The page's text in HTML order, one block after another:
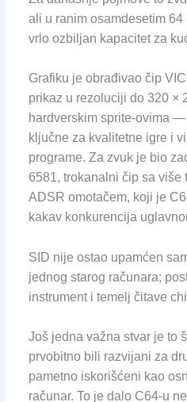
ali u ranim osamdesetim
vrlo ozbiljan kapacitet za
Grafiku je obrađivao čip
prikaz u rezoluciji do 320 ×
hardverskim sprite-ovima
ključne za kvalitetne igre i
programe. Za zvuk je bio
6581, trokanalni čip sa više
ADSR omotačem, koji je
kakav konkurencija
SID nije ostao upamćen
jednog starog računara;
instrument i temelj čitave
Još jedna važna stvar je to
prvobitno bili razvijani za
pametno iskorišćeni kao
računar. To je dalo C64-u